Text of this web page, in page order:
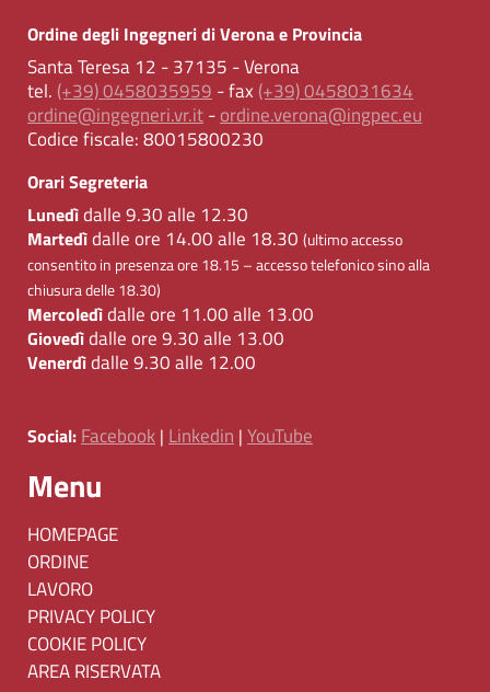
Ordine degli Ingegneri di Verona e Provincia
Santa Teresa 12 - 37135 - Verona
tel. (+39) 0458035959 - fax (+39) 0458031634
ordine@ingegneri.vr.it-ordine.verona@ingpec.eu
Codice fiscale:80015800230
Orari Segreteria
Lunedìdalle 9.30 alle 12.30
Martedìdalle ore 14.00 alle 18.30 (ultimo accesso
consentito in presenza ore 18.15 – accesso telefonico sino alla
chiusura delle 18.30)
Mercoledìdalle ore 11.00 alle 13.00
Giovedìdalle ore 9.30 alle 13.00
Venerdìdalle 9.30 alle 12.00
Social: Facebook | Linkedin | YouTube
Menu
HOMEPAGE
ORDINE
LAVORO
PRIVACY POLICY
COOKIE POLICY
AREA RISERVATA